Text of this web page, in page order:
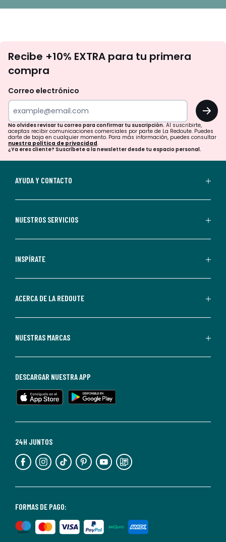
te
tu
para
confirmar
tu
suscripción.
aceptas
comerciales
personalizadas
parte
Redoute.
de
en
cualquier
Para
información,
puedes
nuestra
de
privacidad</2>.
Recibe +10% EXTRA para tu primera
compra
Correo electrónico
OK
No olvides revisar tu correo para confirmar tu suscripción. Al suscribirte,
aceptas recibir comunicaciones comerciales por parte de La Redoute. Puedes
darte de baja en cualquier momento. Para más información, puedes consultar
nuestra política de privacidad.
¿Ya eres cliente? Suscríbete a la newsletter desde tu espacio personal.
AYUDA Y CONTACTO
NUESTROS SERVICIOS
INSPÍRATE
ACERCA DE LA REDOUTE
NUESTRAS MARCAS
FORMAS DE PAGO:
24H JUNTOS
DESCARGAR NUESTRA APP